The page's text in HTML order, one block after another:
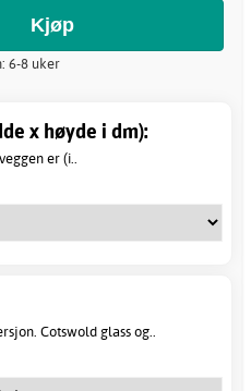
6-8 uker
x høyde i dm):
er (i..
Cotswold glass og..